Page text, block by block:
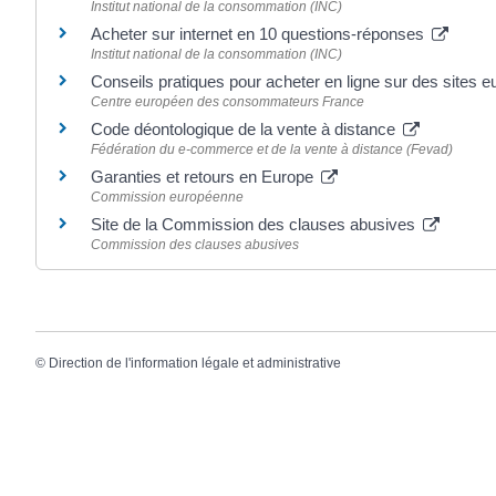
Institut national de la consommation (INC)
Acheter sur internet en 10 questions-réponses
Institut national de la consommation (INC)
Conseils pratiques pour acheter en ligne sur des sites
Centre européen des consommateurs France
Code déontologique de la vente à distance
Fédération du e-commerce et de la vente à distance (Fevad)
Garanties et retours en Europe
Commission européenne
Site de la Commission des clauses abusives
Commission des clauses abusives
© Direction de l'information légale et administrative